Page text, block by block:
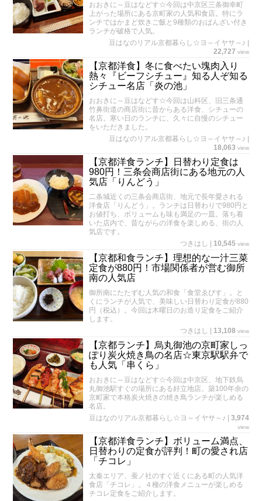
おおきに～豆はなどす☆今回は中京区三条御幸町
上がった場所にある京町家の人気和食店。特にラ
ンチではかまど炊きご飯と9種類のおばんざい付き
ランチが破格で人気。
豆はなのリアル京都暮らし☆ヨ～イヤサ～♪
22,727 view
【京都洋食】冬に食べたい塊肉入り
熱々『ビーフシチュー』知る人ぞ知る
シチュー名店「炎の池」
おおきに～豆はなどす☆今回は山科区、旧三条通
竹鼻街道の商店街に昔からある洋食、シチューの
名店。寒い日のランチに、久々に自慢のシチュー
をいただきました。
豆はなのリアル京都暮らし☆ヨ～イヤサ～♪
18,063 view
【京都洋食ランチ】日替わり定食は
980円！三条会商店街にある地元の人
気店「りんどう」
二条城近くの三条会商店街、地元で長年愛される
洋食店「りんどう」。ランチは日替わりで980円と
お値打ち、ボリュームも味も満足の一皿。落ち着
いた店内で、昔ながらの洋食を楽しめる、街の人
気店です。
つきはし
10,545 view
【京都和食ランチ】理想的な一汁三菜
定食が880円！市場関係者が営む御所
南の人気店
御所南にたたずむ人気の和食「食堂ゑびす」。と
くにランチが人気で、美味しい日替わり定食が880
円（税込）。今回は木曜日のお造り定食をご紹介
します。
つきはし
13,108 view
【京都ランチ】烏丸御池の京町家しっ
ぽり炭火焼き鳥の名店☆東京駅駅弁で
も人気「串くら」
おおきに～豆はなどす☆今回は中京区、地下鉄烏
丸御池駅すぐの場所にある好立地店。築100年余の
京町家で本格炭火焼きの焼き鳥ランチが楽しめる
名店。
豆はなのリアル京都暮らし☆ヨ～イヤサ～♪
3,974
view
【京都洋食ランチ】ボリューム満点、
日替わりの定食が評判！町の愛され店
「チコレ」
太秦エリア、蚕ノ社のすぐ近くにある町の人気洋
食店「チコレ」。４種の洋食メニューが楽しめる
チコレ定食をご紹介します。